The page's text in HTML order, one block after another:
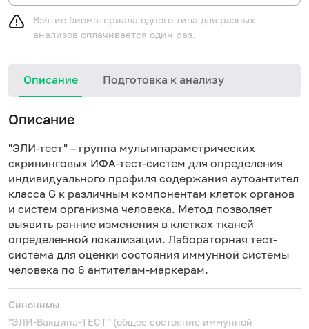
Взятие биоматериала одного типа для разных
анализов оплачивается один раз.
Описание Подготовка к анализу
Описание
"ЭЛИ-тест" – группа мультипараметрических
скрининговых ИФА-тест-систем для определения
индивидуального профиля содержания аутоантител
класса G к различным компонентам клеток органов
и систем организма человека. Метод позволяет
выявить ранние изменения в клетках тканей
определенной локализации. Лабораторная тест-
система для оценки состояния иммунной системы
человека по 6 антителам-маркерам.
Синонимы
"ЭЛИ-Вакцина-ТЕСТ" (общее состояние иммунной